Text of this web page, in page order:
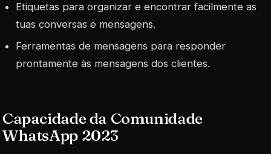
Etiquetas para organizar e encontrar facilmente as
tuas conversas e mensagens.
Ferramentas de mensagens para responder
prontamente às mensagens dos clientes.
Capacidade da Comunidade
WhatsApp 2023